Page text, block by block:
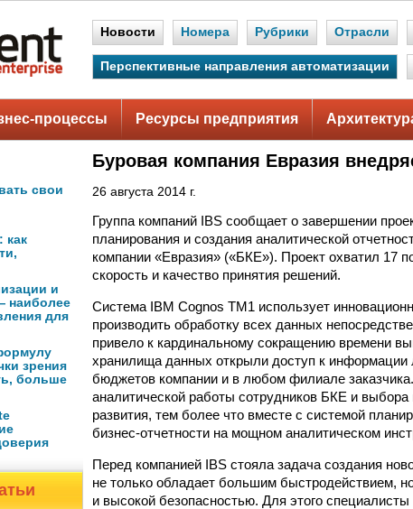
Новости Номера Рубрики Отрасли
Перспективные направления автоматизации
процессы Ресурсы предприятия
свои
как
и
наиболее
для
зрения
больше
Буровая компания Евразия
26 августа 2014 г.
Группа компаний IBS сообщает о завершении
планирования и создания аналитической
компании «Евразия» («БКЕ»). Проект охватил 17
скорость и качество принятия решений.
Система IBM Cognos TM1 использует
производить обработку всех данных
привело к кардинальному сокращению времени
хранилища данных открыли доступ к информации
бюджетов компании и в любом филиале
аналитической работы сотрудников БКЕ и
развития, тем более что вместе с системой
бизнес-отчетности на мощном аналитическом
Перед компанией IBS стояла задача создания
не только обладает большим быстродействием,
и высокой безопасностью. Для этого